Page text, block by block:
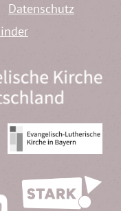
Datenschutz